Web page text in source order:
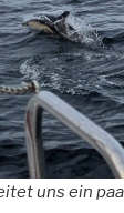
uns ein